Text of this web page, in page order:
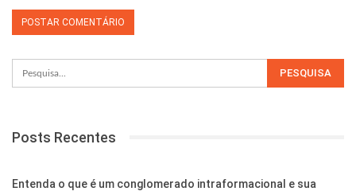
Posts Recentes
Entenda o que é um conglomerado intraformacional e sua